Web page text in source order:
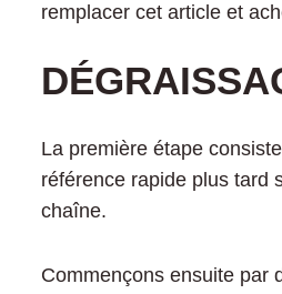
remplacer cet article et
La première étape
référence rapide plus tard
chaîne.
Commençons ensuite par